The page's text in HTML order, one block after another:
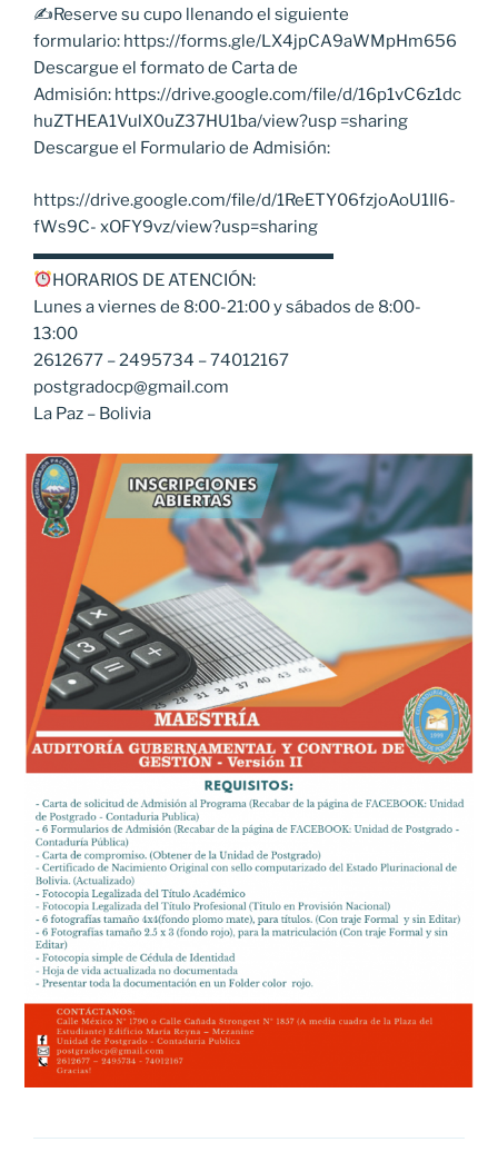
✍️Reserve su cupo llenando el siguiente
formulario: https://forms.gle/LX4jpCA9aWMpHm656
Descargue el formato de Carta de
Admisión: https://drive.google.com/file/d/16p1vC6z1dc
huZTHEA1VulX0uZ37HU1ba/view?usp =sharing
Descargue el Formulario de Admisión:
https://drive.google.com/file/d/1ReETY06fzjoAoU1Il6-
fWs9C- xOFY9vz/view?usp=sharing
▬▬▬▬▬▬▬▬▬▬▬▬▬▬▬▬▬▬
HORARIOS DE ATENCIÓN:
Lunes a viernes de 8:00-21:00 y sábados de 8:00-
13:00
2612677 – 2495734 – 74012167
postgradocp@gmail.com
La Paz – Bolivia